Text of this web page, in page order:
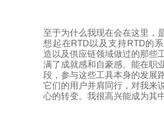
至于为什么我现在会在这里，
想起在RTD 以及支持RTD的
造以及供应链领域做过的那些
满了成就感和自豪感。能在职
段，参与这些工具本身的发展
它们的用户并肩同行，对我来
心的转变。我很高兴能成为其